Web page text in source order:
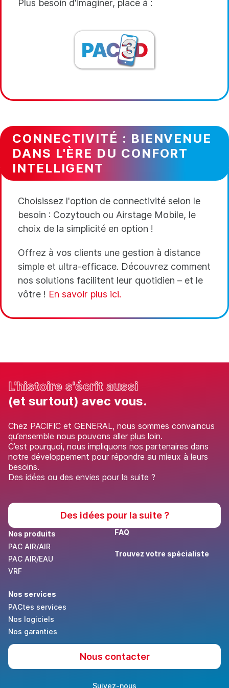
Plus besoin d'imaginer, place à :
CONNECTIVITÉ : BIENVENUE
DANS L'ÈRE DU CONFORT
INTELLIGENT
Choisissez l'option de connectivité selon le
besoin : Cozytouch ou Airstage Mobile, le
choix de la simplicité en option !
Offrez à vos clients une gestion à distance
simple et ultra-efficace. Découvrez comment
nos solutions facilitent leur quotidien – et le
vôtre ! En savoir plus ici.
L'histoire s'écrit aussi
(et surtout) avec vous.
Chez PACIFIC et GENERAL, nous sommes convaincus
qu’ensemble nous pouvons aller plus loin.
C’est pourquoi, nous impliquons nos partenaires dans
notre développement pour répondre au mieux à leurs
besoins.
Des idées ou des envies pour la suite ?
Des idées pour la suite ?
Nos produits
PAC AIR/AIR
PAC AIR/EAU
VRF
Nos services
PACtes services
Nos logiciels
Nos garanties
FAQ
Trouvez votre spécialiste
Nous contacter
Suivez-nous